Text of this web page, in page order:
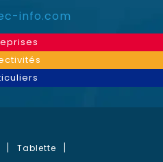
info.com
Tablette